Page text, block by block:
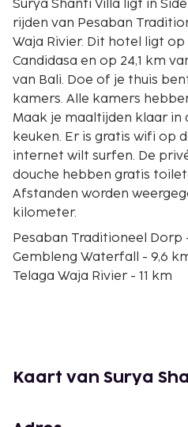
Surya Shanti Villa ligt in
rijden van Pesaban
Waja Rivier. Dit hotel ligt op 23 km van Strand van
Candidasa en op 24,1 km
van Bali. Doe of je thuis
kamers. Alle kamers
Maak je maaltijden klaar in
keuken. Er is gratis wifi op
internet wilt surfen. De
douche hebben gratis
Afstanden worden
kilometer.
Pesaban Traditioneel Dorp
Gembleng Waterfall - 9,6
Telaga Waja Rivier - 11 km
Klungkung Market - 13,8 km
Klungkung Paleis - 13,9 km
Kaart van Surya